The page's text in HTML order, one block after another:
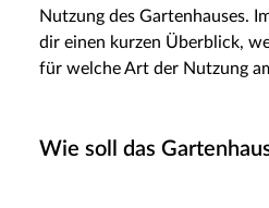
Nutzung des Gartenhauses.
dir einen kurzen Überblick,
für welche Art der Nutzung
Wie soll das